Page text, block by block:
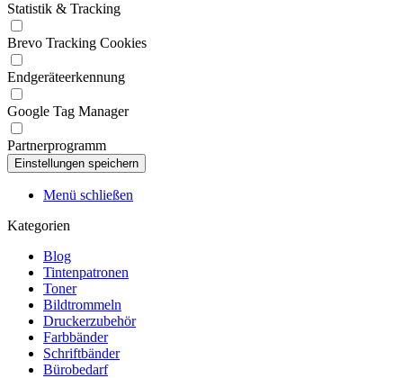
Statistik & Tracking
Brevo Tracking Cookies
Endgeräteerkennung
Google Tag Manager
Partnerprogramm
Menü schließen
Kategorien
Blog
Tintenpatronen
Toner
Bildtrommeln
Druckerzubehör
Farbbänder
Schriftbänder
Bürobedarf